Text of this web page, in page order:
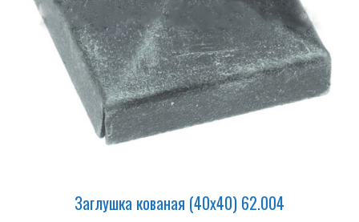
Заглушка кованая (40х40) 62.004